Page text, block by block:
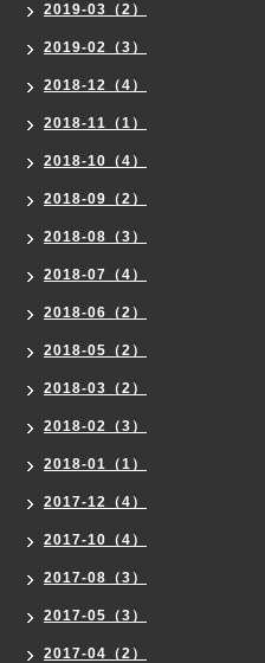
2019-03（2）
2019-02（3）
2018-12（4）
2018-11（1）
2018-10（4）
2018-09（2）
2018-08（3）
2018-07（4）
2018-06（2）
2018-05（2）
2018-03（2）
2018-02（3）
2018-01（1）
2017-12（4）
2017-10（4）
2017-08（3）
2017-05（3）
2017-04（2）